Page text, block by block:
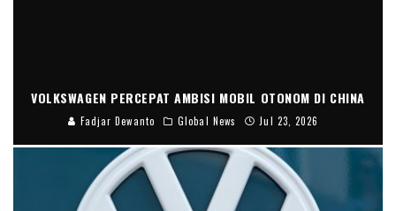
VOLKSWAGEN PERCEPAT AMBISI MOBIL OTONOM DI CHINA
Fadjar Dewanto Global News Jul 23, 2026